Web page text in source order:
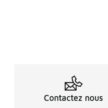
Contactez nous